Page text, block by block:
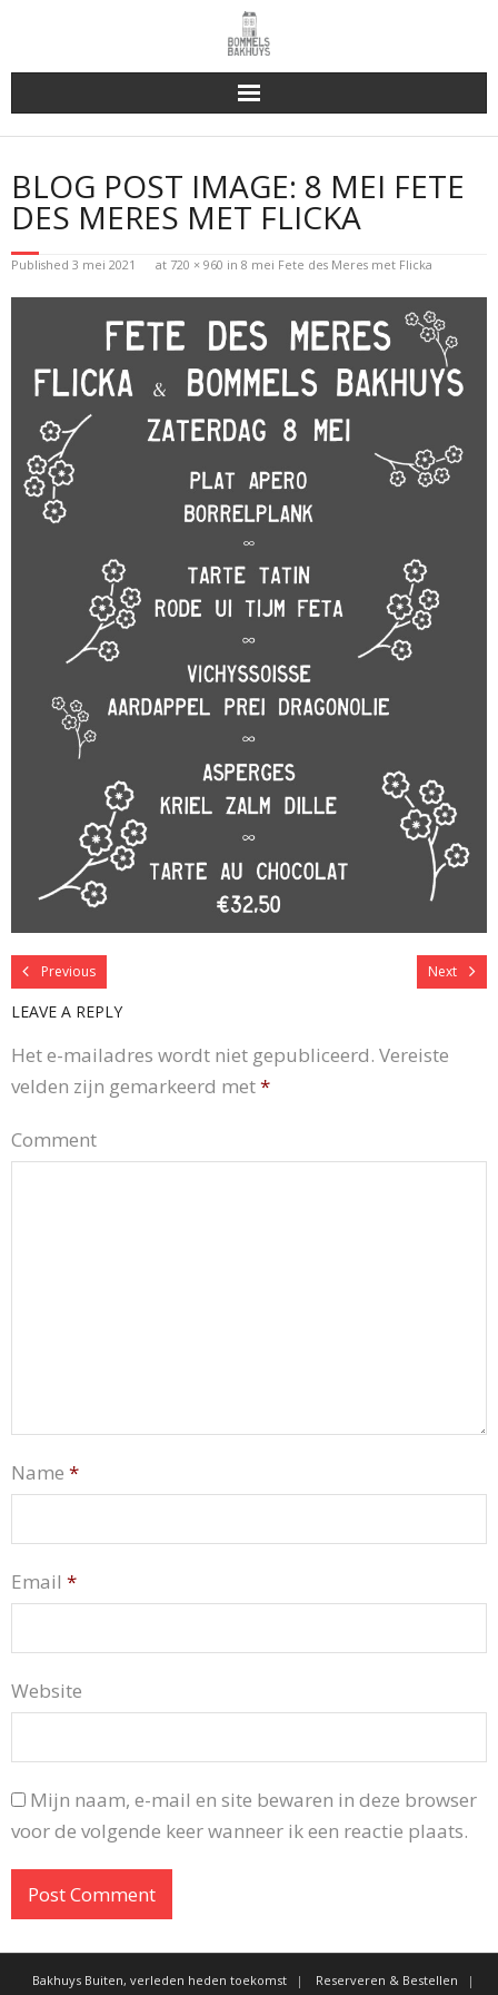
Bakhuys Buiten, verleden heden toekomst
Reserveren & Bestellen
BLOG POST IMAGE: 8 MEI FETE
DES MERES MET FLICKA
Published 3 mei 2021 at 720 × 960 in 8 mei Fete des Meres met Flicka
Previous Next
LEAVE A REPLY
Het e-mailadres wordt niet gepubliceerd. Vereiste
velden zijn gemarkeerd met*
Comment
Name *
Email *
Website
Mijn naam, e-mail en site bewaren in deze browser
voor de volgende keer wanneer ik een reactie plaats.
Bakhuys Buiten, verleden heden toekomst
Reserveren & Bestellen